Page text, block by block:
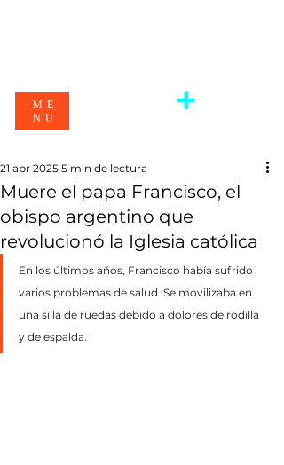
ME
NU
Muere el papa Francisco, el
obispo argentino que
revolucionó la Iglesia católica
21 abr 2025 5 min de lectura
En los últimos años, Francisco había sufrido
varios problemas de salud. Se movilizaba en
una silla de ruedas debido a dolores de rodilla
y de espalda.